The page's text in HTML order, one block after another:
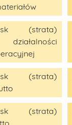
(strata)
(strata)
(strata)